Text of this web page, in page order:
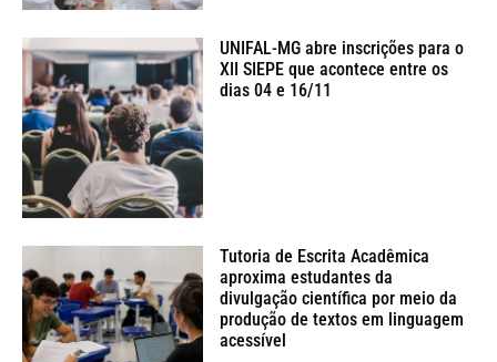
UNIFAL-MG abre inscrições para o
XII SIEPE que acontece entre os
dias 04 e 16/11
Tutoria de Escrita Acadêmica
aproxima estudantes da
divulgação científica por meio da
produção de textos em linguagem
acessível